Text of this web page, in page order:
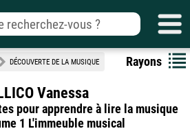
DÉCOUVERTE DE LA MUSIQUE Rayons
Vanessa
pour apprendre à lire la musique
1 L'immeuble musical